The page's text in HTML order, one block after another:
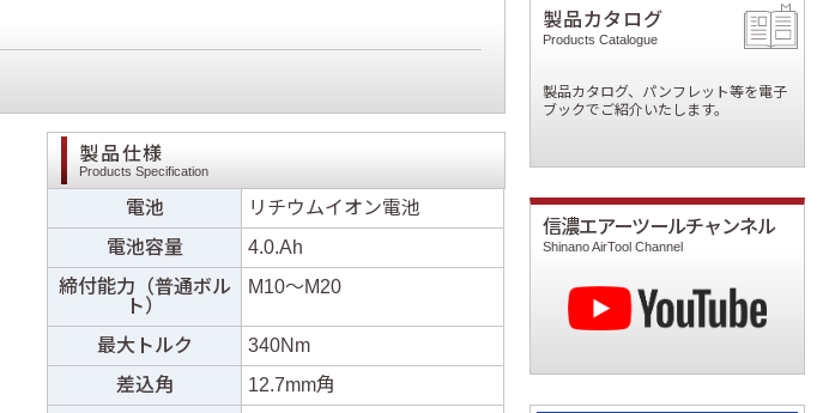
製品仕様
Products Specification
電池
リチウムイオン電池
電池容量
4.0.Ah
締付能力（普通ボル
ト）
M10～M20
最大トルク
340Nm
差込角
12.7mm角
製品カタログ
Products Catalogue
製品カタログ、パンフレット等を電子
ブックでご紹介いたします。
信濃エアーツールチャンネル
Shinano AirTool Channel